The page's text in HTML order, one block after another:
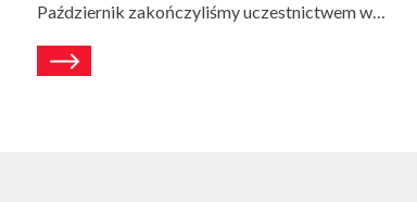
Październik zakończyliśmy uczestnictwem w…